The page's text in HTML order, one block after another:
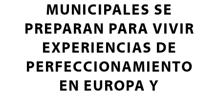
MUNICIPALES SE
PREPARAN PARA VIVIR
EXPERIENCIAS DE
PERFECCIONAMIENTO
EN EUROPA Y